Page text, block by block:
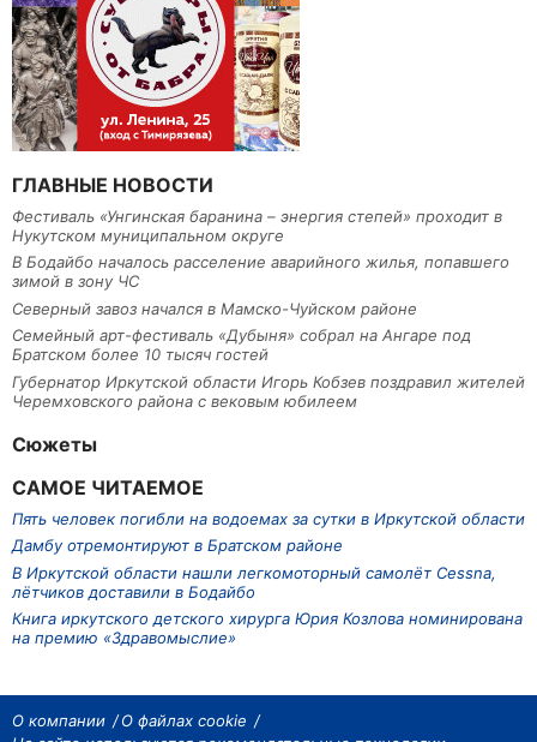
ГЛАВНЫЕ НОВОСТИ
Фестиваль «Унгинская баранина – энергия степей» проходит в
Нукутском муниципальном округе
В Бодайбо началось расселение аварийного жилья, попавшего
зимой в зону ЧС
Северный завоз начался в Мамско-Чуйском районе
Семейный арт-фестиваль «Дубыня» собрал на Ангаре под
Братском более 10 тысяч гостей
Губернатор Иркутской области Игорь Кобзев поздравил жителей
Черемховского района с вековым юбилеем
Сюжеты
САМОЕ ЧИТАЕМОЕ
Пять человек погибли на водоемах за сутки в Иркутской области
Дамбу отремонтируют в Братском районе
В Иркутской области нашли легкомоторный самолёт Cessna,
лётчиков доставили в Бодайбо
Книга иркутского детского хирурга Юрия Козлова номинирована
на премию «Здравомыслие»
О компании
О файлах cookie